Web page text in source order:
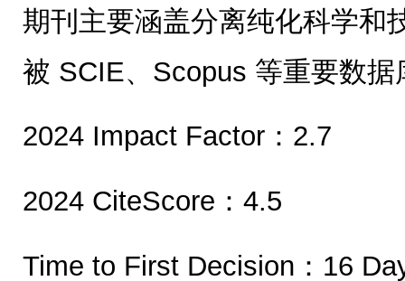
期刊主要涵盖分离纯化科学和
被 SCIE、Scopus 等重要数据
2024 Impact Factor：2.7
2024 CiteScore：4.5
Time to First Decision：16